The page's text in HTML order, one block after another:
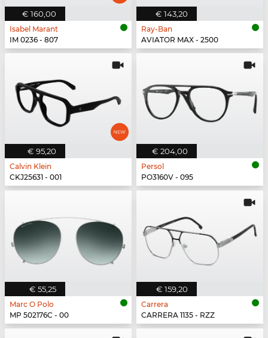
€ 160,00
Isabel Marant
IM 0236 - 807
€ 143,20
Ray-Ban
AVIATOR MAX - 2500
€ 95,20
Calvin Klein
CKJ25631 - 001
€ 204,00
Persol
PO3160V - 095
€ 55,25
Marc O Polo
MP 502176C - 00
€ 159,20
Carrera
CARRERA 1135 - RZZ